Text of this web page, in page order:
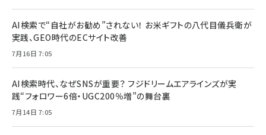
AI検索で“自社がお勧め”されない！ お米ギフトの八代目儀兵衛が
実践、GEO時代のECサイト改善
7月16日 7:05
AI検索時代、なぜSNSが重要？ フジドリームエアラインズが実
践“フォロワー6倍・UGC200％増”の舞台裏
7月14日 7:05